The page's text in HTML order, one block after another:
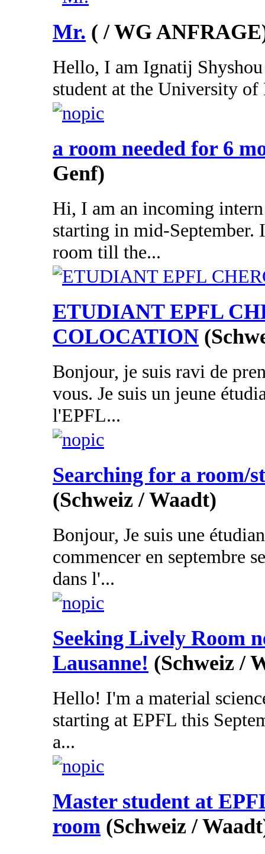
Mr. ( / WG
Hello, I am Ignatij
student at the University
a room needed for 6
Genf)
Hi, I am an incoming
starting in mid-September.
room till the...
ETUDIANT EPFL
COLOCATION
Bonjour, je suis ravi de
vous. Je suis un jeune
l'EPFL...
Searching for a room/
(Schweiz / Waadt)
Bonjour, Je suis une
commencer en septembre
dans l'...
Seeking Lively Room
Lausanne! (Schweiz /
Hello! I'm a material
starting at EPFL this
a...
Master student at
room (Schweiz /